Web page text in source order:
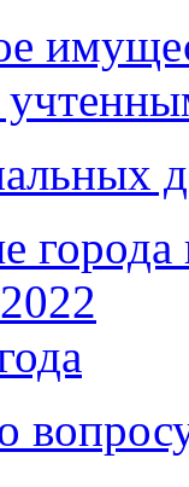
города